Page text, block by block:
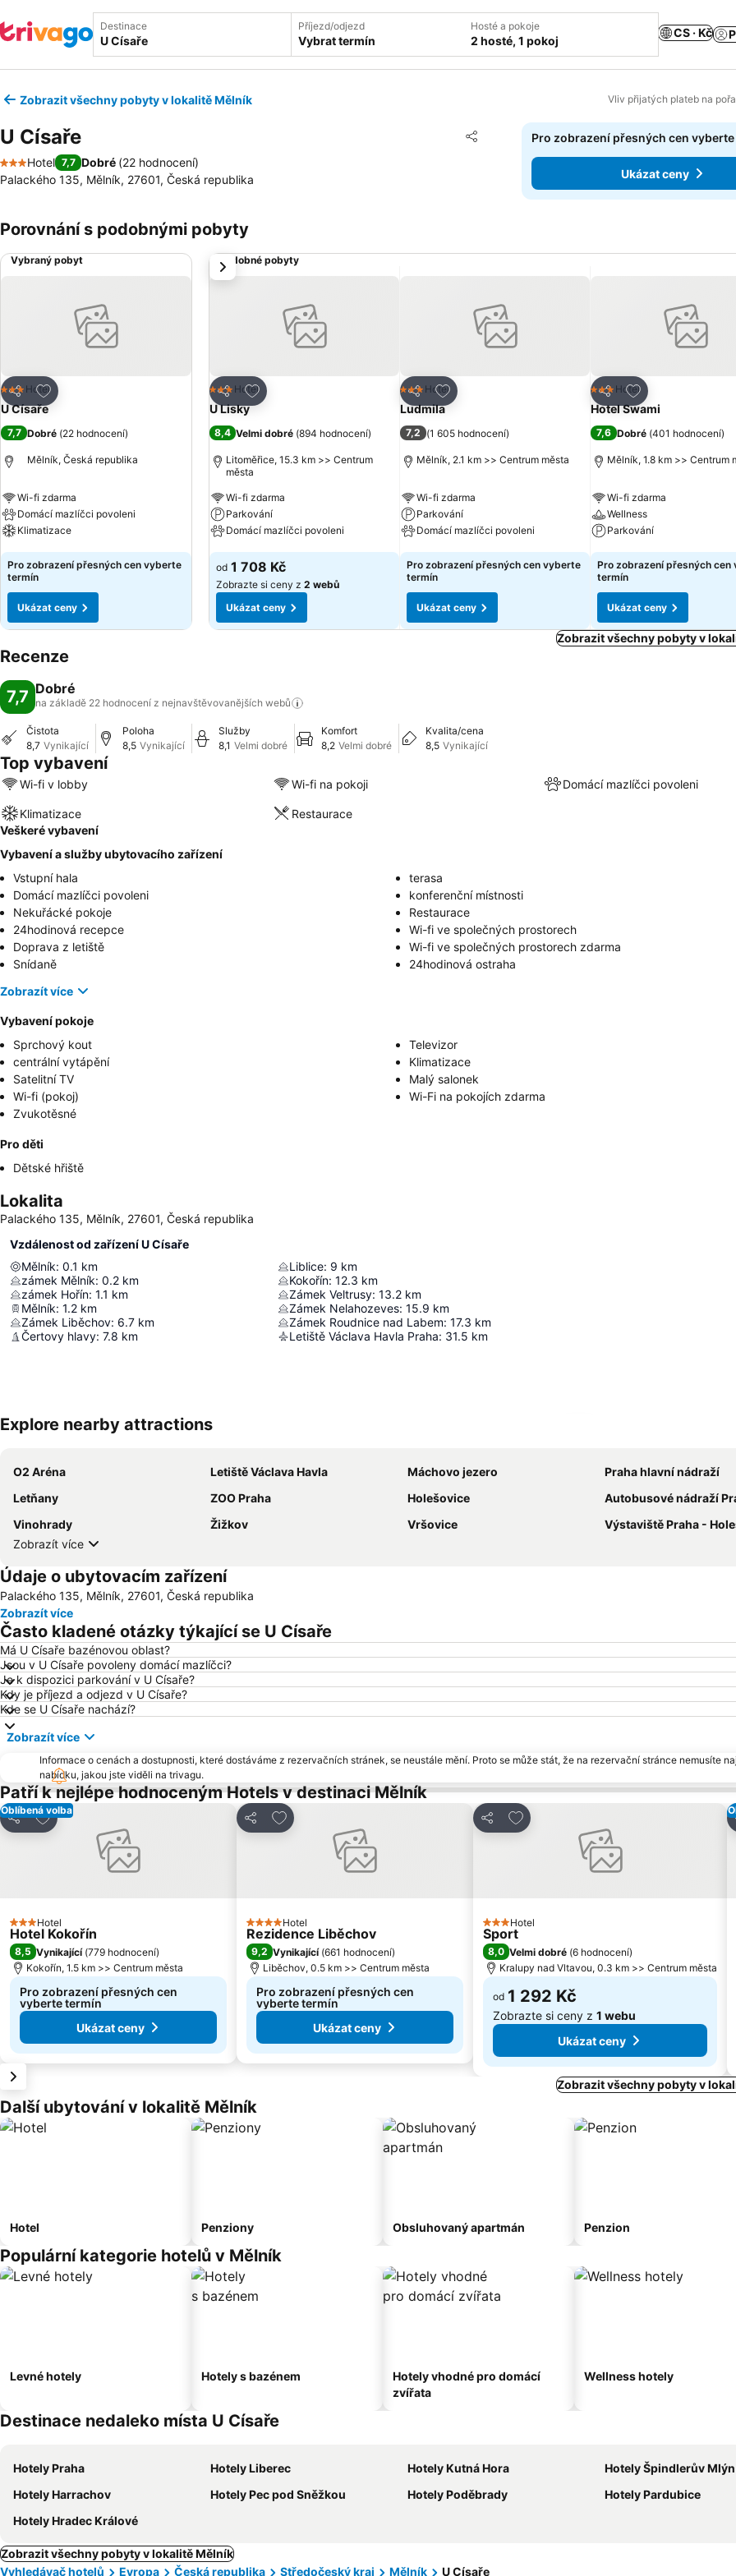
Destinace Příjezd/odjezd
Vybrat termín
Hosté a pokoje
2 hosté, 1 pokoj
CS · Kč
Zobrazit všechny pobyty v lokalitě Mělník Vliv přijatých plateb na
U Císaře Sdílet
Přidat na seznam oblíbených hotelů
3 Počet hvězdiček
Hotel 7,7 Dobré (22 hodnocení)
Palackého 135, Mělník, 27601, Česká republika
Pro zobrazení přesných cen
Ukázat ceny
Porovnání s podobnými pobyty
Vybraný pobyt
Sdílet
Přidat na seznam oblíbených hotelů
3 Počet hvězdiček
Hotel
U Císaře
7,7 Dobré (22 hodnocení)
Mělník, Česká republika
Wi-fi zdarma
Domácí mazlíčci povoleni
Klimatizace
Ukázat ceny
Pro zobrazení přesných cen vyberte
termín
Ukázat ceny
Podobné pobyty
Sdílet
Přidat na seznam oblíbených hotelů
3 Počet hvězdiček
Hotel
U Lisky
8,4 Velmi dobré (894 hodnocení)
Litoměřice, 15.3 km >> Centrum
města
Wi-fi zdarma
Parkování
Domácí mazlíčci povoleni
Ukázat ceny
od 1 708 Kč
Zobrazte si ceny z 2 webů
Ukázat ceny
Sdílet
Přidat na seznam oblíbených hotelů
3 Počet hvězdiček
Hotel
Ludmila
7,2 (1 605 hodnocení)
Mělník, 2.1 km >> Centrum města
Wi-fi zdarma
Parkování
Domácí mazlíčci povoleni
Ukázat ceny
Pro zobrazení přesných cen vyberte
termín
Ukázat ceny
Sdílet
Přidat na seznam
3 Počet hvězdiček
Hotel
Hotel Swami
7,6 Dobré (401 hodnocení)
Mělník, 1.8 km >> Centrum
Wi-fi zdarma
Wellness
Parkování
Ukázat ceny
Pro zobrazení přesných cen
termín
Ukázat ceny
další
Zobrazit všechny pobyty v
Recenze
7,7 Dobré
na základě 22 hodnocení z nejnavštěvovanějších webů
Čistota
8,7 Vynikající
Poloha
8,5 Vynikající
Služby
8,1 Velmi dobré
Komfort
8,2 Velmi dobré
Kvalita/cena
8,5 Vynikající
Top vybavení
Wi-fi v lobby Wi-fi na pokoji Domácí mazlíčci povoleni
Klimatizace
Restaurace
Veškeré vybavení
Vybavení a služby ubytovacího zařízení
Vstupní hala
terasa
Domácí mazlíčci povoleni
konferenční místnosti
Nekuřácké pokoje
Restaurace
24hodinová recepce
Wi-fi ve společných prostorech
Doprava z letiště
Wi-fi ve společných prostorech zdarma
Snídaně
24hodinová ostraha
Zobrazít více
Vybavení pokoje
Sprchový kout
Televizor
centrální vytápění
Klimatizace
Satelitní TV
Malý salonek
Wi-fi (pokoj)
Wi-Fi na pokojích zdarma
Zvukotěsné
Pro děti
Dětské hřiště
Lokalita
Palackého 135, Mělník, 27601, Česká republika
Vzdálenost od zařízení U Císaře
Mělník: 0.1 km
zámek Mělník: 0.2 km
zámek Hořín: 1.1 km
Mělník: 1.2 km
Zámek Liběchov: 6.7 km
Čertovy hlavy: 7.8 km
Liblice: 9 km
Kokořín: 12.3 km
Zámek Veltrusy: 13.2 km
Zámek Nelahozeves: 15.9 km
Zámek Roudnice nad Labem: 17.3 km
Letiště Václava Havla Praha: 31.5 km
Explore nearby attractions
O2 Aréna Letiště Václava Havla Máchovo jezero
Praha hlavní nádraží
Letňany
ZOO Praha Holešovice
Autobusové nádraží
Vinohrady
Žižkov Vršovice
Výstaviště Praha -
Zobrazít více
Údaje o ubytovacím zařízení
Palackého 135, Mělník, 27601, Česká republika
Zobrazít více
Často kladené otázky týkající se U Císaře
Má U Císaře bazénovou oblast?
Jsou v U Císaře povoleny domácí mazlíčci?
Je k dispozici parkování v U Císaře?
Kdy je příjezd a odjezd v U Císaře?
Kde se U Císaře nachází?
Zobrazít více
Informace o cenách a dostupnosti, které dostáváme z rezervačních stránek, se neustále mění. Proto se může stát, že na rezervační stránce nemusíte
nabídku, jakou jste viděli na trivagu.
Patří k nejlépe hodnoceným Hotels v destinaci Mělník
Oblíbená volba
Sdílet
Přidat na seznam oblíbených hotelů
3 Počet hvězdiček
Hotel
Hotel Kokořín
8,5 Vynikající (779 hodnocení)
Kokořín, 1.5 km >> Centrum města
Pro zobrazení přesných cen
vyberte termín
Ukázat ceny
Sdílet
Přidat na seznam oblíbených hotelů
4 Počet hvězdiček
Hotel
Rezidence Liběchov
9,2 Vynikající (661 hodnocení)
Liběchov, 0.5 km >> Centrum města
Pro zobrazení přesných cen
vyberte termín
Ukázat ceny
Sdílet
Přidat na seznam oblíbených hotelů
3 Počet hvězdiček
Hotel
Sport
8,0 Velmi dobré (6 hodnocení)
Kralupy nad Vltavou, 0.3 km >> Centrum města
od 1 292 Kč
Zobrazte si ceny z 1 webu
Ukázat ceny
Zobrazit všechny pobyty v
Další ubytování v lokalitě Mělník
Hotel Penziony Obsluhovaný apartmán Penzion
Populární kategorie hotelů v Mělník
Levné hotely Hotely s bazénem
Hotely vhodné pro domácí
zvířata
Wellness hotely
Destinace nedaleko místa U Císaře
Hotely Praha Hotely Liberec Hotely Kutná Hora
Hotely Špindlerův Mlýn
Hotely Harrachov
Hotely Pec pod Sněžkou Hotely Poděbrady
Hotely Pardubice
Hotely Hradec Králové
Zobrazit všechny pobyty v lokalitě Mělník
Vyhledávač hotelů
Evropa Česká republika Středočeský kraj Mělník U Císaře